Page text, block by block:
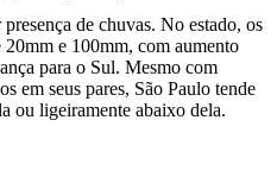
de chuvas. No estado, os
e 100mm, com aumento
para o Sul. Mesmo com
em seus pares, São Paulo tende
ou ligeiramente abaixo dela.